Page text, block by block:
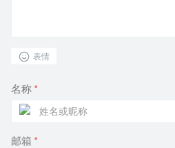
表情
名称 *
邮箱 *